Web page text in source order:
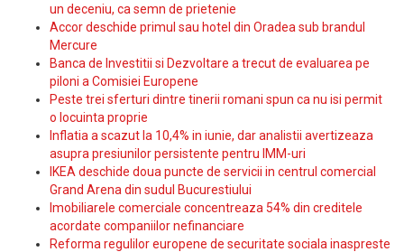
un deceniu, ca semn de prietenie
Accor deschide primul sau hotel din Oradea sub brandul
Mercure
Banca de Investitii si Dezvoltare a trecut de evaluarea pe
piloni a Comisiei Europene
Peste trei sferturi dintre tinerii romani spun ca nu isi permit
o locuinta proprie
Inflatia a scazut la 10,4% in iunie, dar analistii avertizeaza
asupra presiunilor persistente pentru IMM-uri
IKEA deschide doua puncte de servicii in centrul comercial
Grand Arena din sudul Bucurestiului
Imobiliarele comerciale concentreaza 54% din creditele
acordate companiilor nefinanciare
Reforma regulilor europene de securitate sociala inaspreste